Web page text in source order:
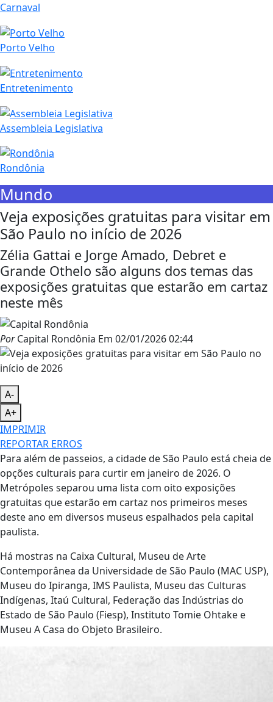
Carnaval
Porto Velho
Entretenimento
Assembleia Legislativa
Rondônia
Mundo
Veja exposições gratuitas para visitar em
São Paulo no início de 2026
Zélia Gattai e Jorge Amado, Debret e
Grande Othelo são alguns dos temas das
exposições gratuitas que estarão em cartaz
neste mês
PorCapital Rondônia Em 02/01/2026 02:44
A-
A+
IMPRIMIR
REPORTAR ERROS
Para além de passeios, a cidade de São Paulo está cheia de
opções culturais para curtir em janeiro de 2026. O
Metrópoles separou uma lista com oito exposições
gratuitas que estarão em cartaz nos primeiros meses
deste ano em diversos museus espalhados pela capital
paulista.
Há mostras na Caixa Cultural, Museu de Arte
Contemporânea da Universidade de São Paulo (MAC USP),
Museu do Ipiranga, IMS Paulista, Museu das Culturas
Indígenas, Itaú Cultural, Federação das Indústrias do
Estado de São Paulo (Fiesp), Instituto Tomie Ohtake e
Museu A Casa do Objeto Brasileiro.